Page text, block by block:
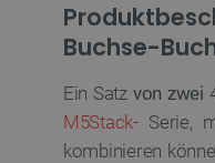
Buchse-
Ein Satz von zwei
M5Stack-Serie,
kombinieren